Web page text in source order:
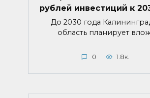
рублей инвестиций к
До 2030 года
область планирует
0 1.8к.